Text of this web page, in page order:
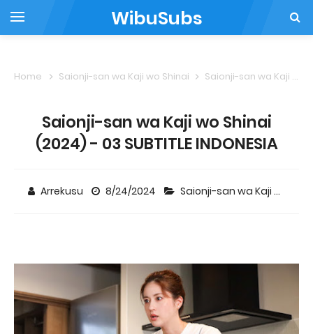
WibuSubs
Home Saionji-san wa Kaji wo Shinai Saionji-san wa Kaji wo Shinai (2024) - 03 SUBTITLE INDONESIA
Saionji-san wa Kaji wo Shinai
(2024) - 03 SUBTITLE INDONESIA
Arrekusu 8/24/2024 Saionji-san wa Kaji wo Shinai